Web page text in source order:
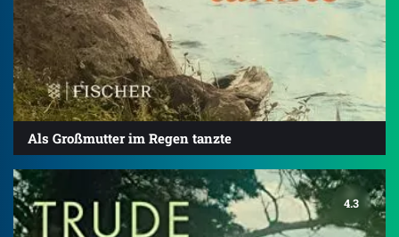
Als Großmutter im Regen tanzte
4.3